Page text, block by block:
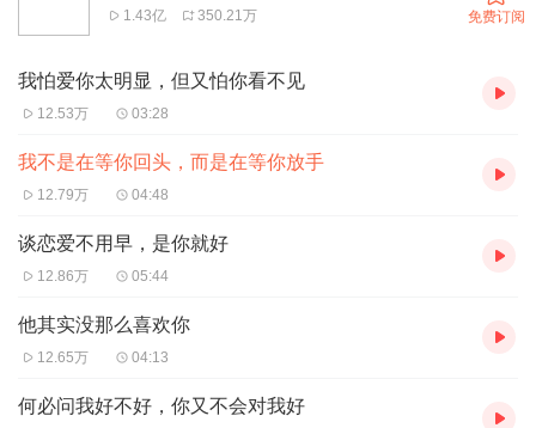
1.43亿 350.21万 免费订阅
我怕爱你太明显，但又怕你看不见
12.53万 03:28
我不是在等你回头，而是在等你放手
12.79万 04:48
谈恋爱不用早，是你就好
12.86万 05:44
他其实没那么喜欢你
12.65万 04:13
何必问我好不好，你又不会对我好